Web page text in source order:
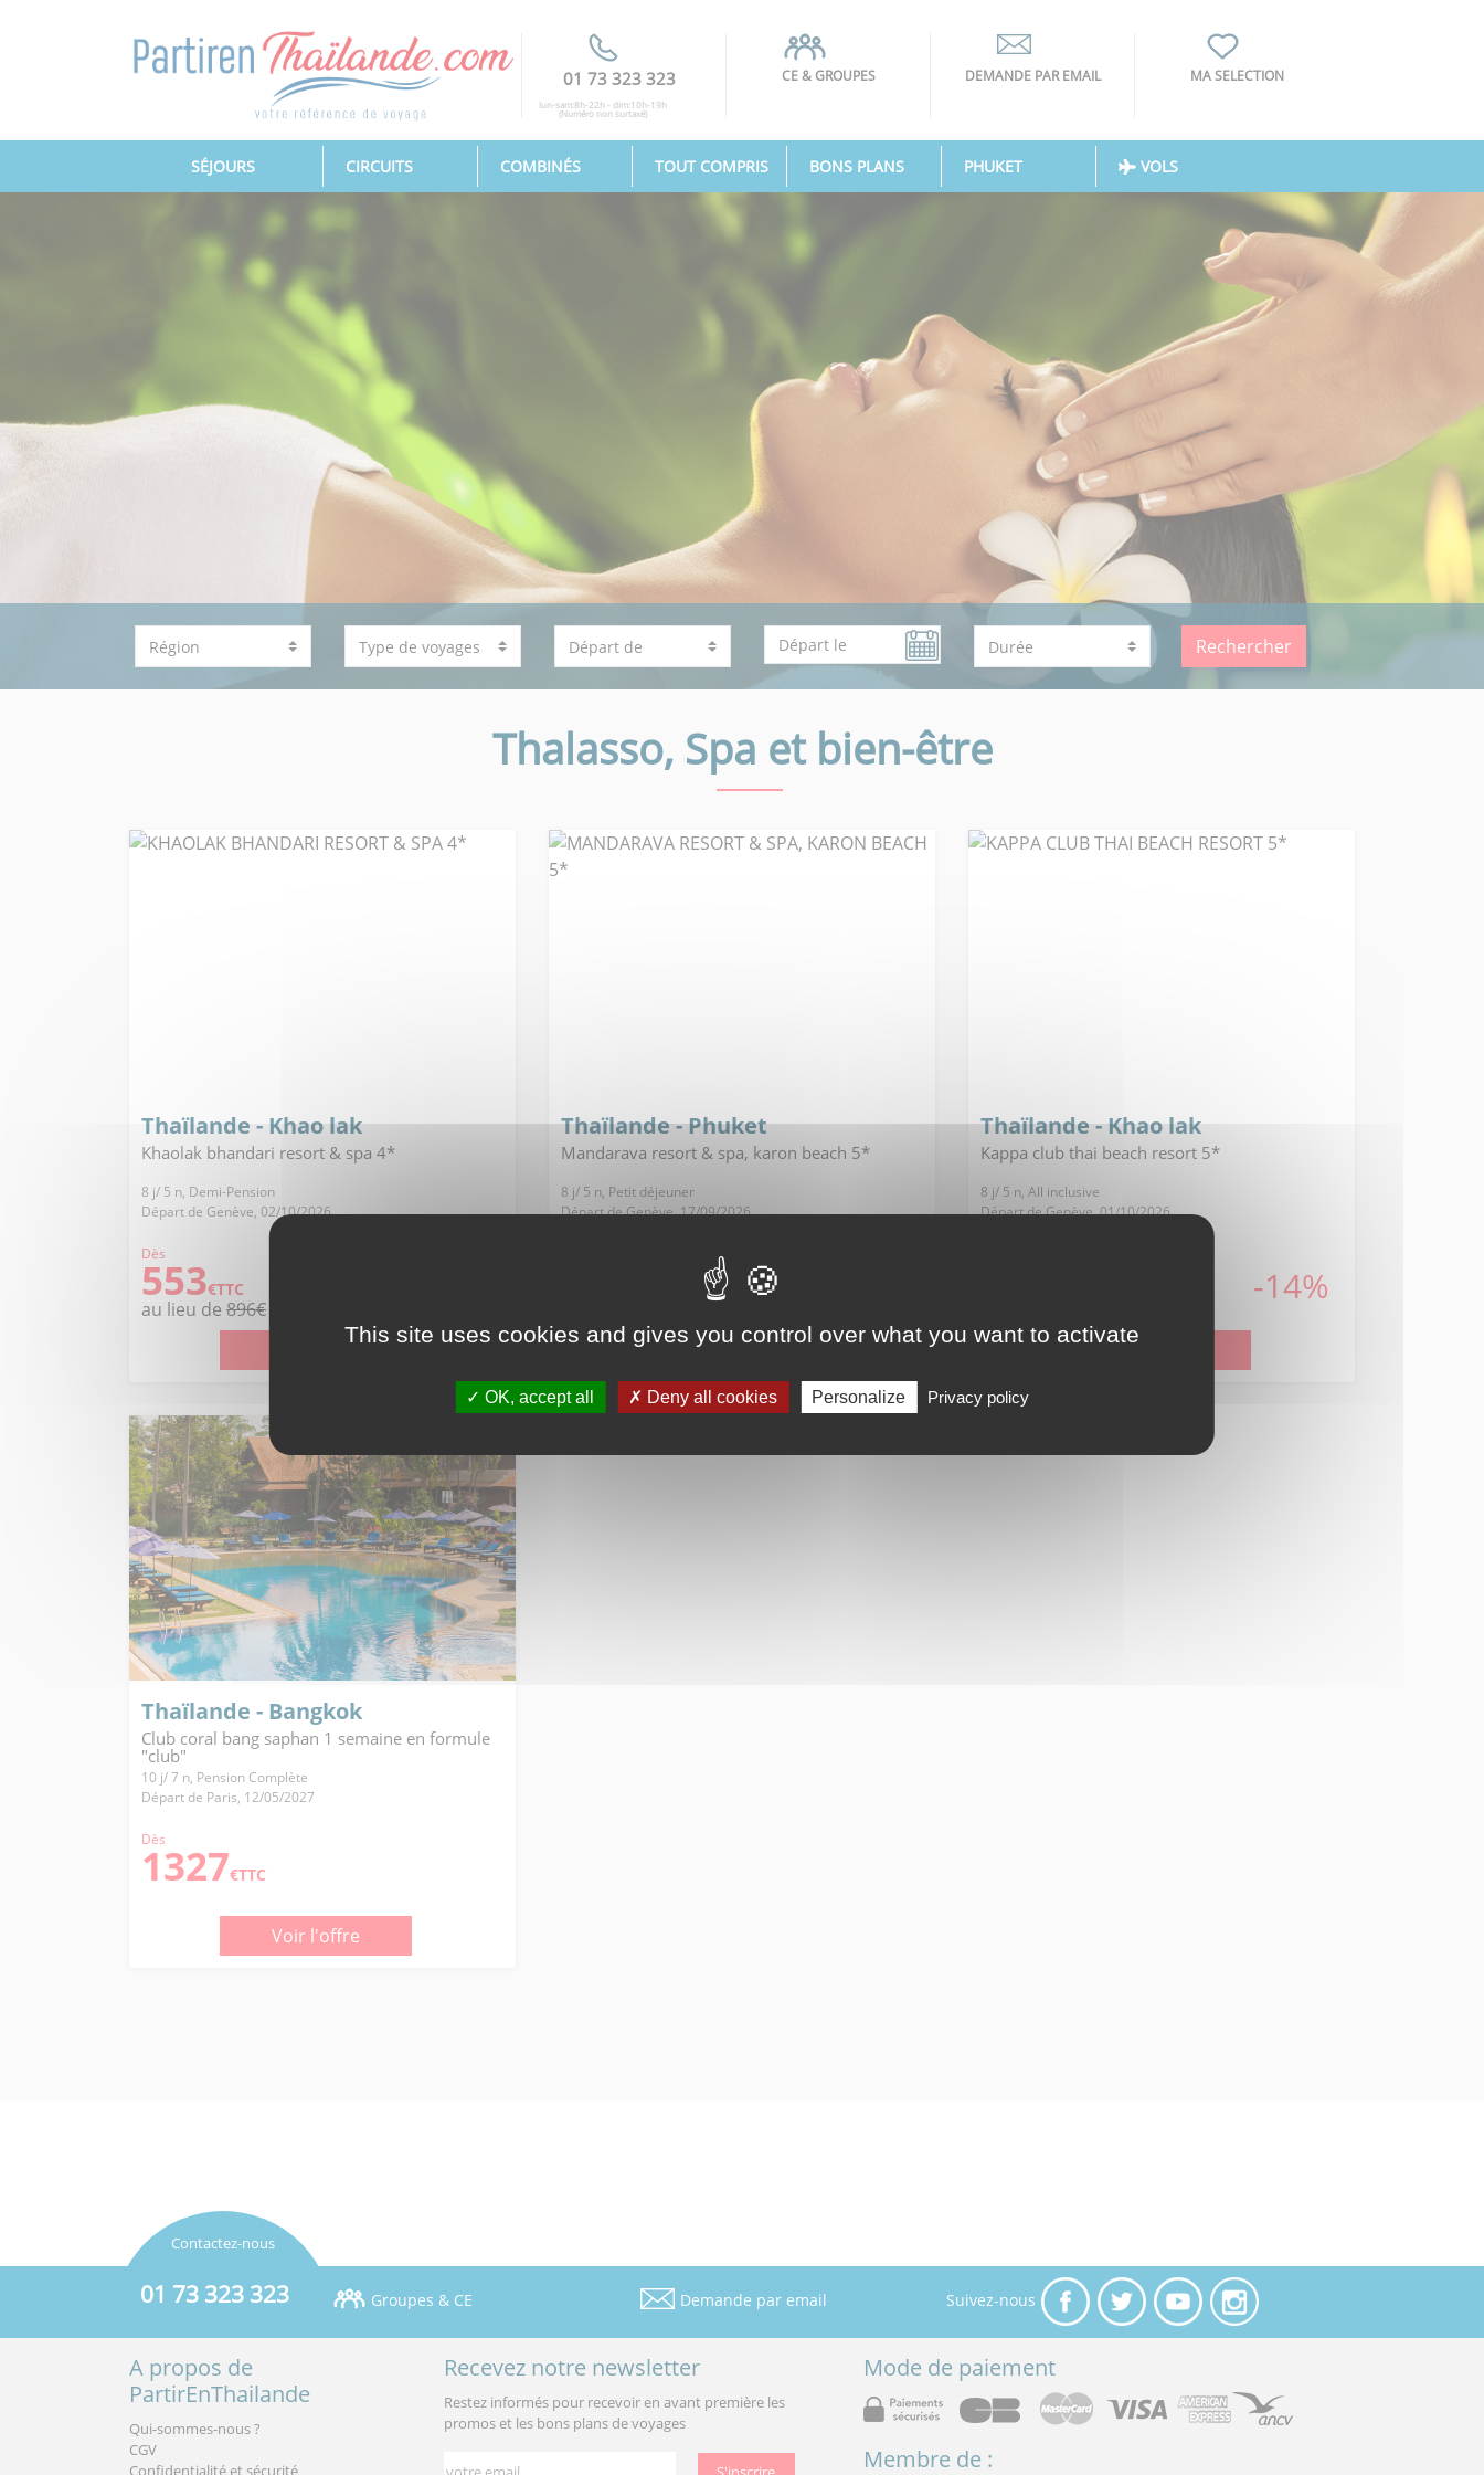
01 73 323 323
lun-sam:8h-22h - dim:10h-19h
(Numéro non surtaxé)
CE & GROUPES DEMANDE PAR EMAIL MA SELECTION
SÉJOURS(CURRENT) CIRCUITS COMBINÉS TOUT COMPRIS BONS PLANS PHUKET VOLS
Rechercher
Thalasso, Spa et bien-être
Thaïlande - Khao lak
Khaolak bhandari resort & spa 4*
8 j/ 5 n, Demi-Pension
Départ de Genève, 02/10/2026
Dès
553€TTC
au lieu de 896€
Voir l'offre
Thaïlande - Phuket
Mandarava resort & spa, karon beach 5*
8 j/ 5 n, Petit déjeuner
Départ de Genève, 17/09/2026
Voir l'offre
Thaïlande - Khao lak
Kappa club thai beach resort 5*
8 j/ 5 n, All inclusive
Départ de Genève, 01/10/2026
-14%
Voir l'offre
Thaïlande - Bangkok
Club coral bang saphan 1 semaine en formule
"club"
10 j/ 7 n, Pension Complète
Départ de Paris, 12/05/2027
Dès
1327€TTC
Voir l'offre
Contactez-nous
01 73 323 323 Groupes & CE Demande par email Suivez-nous
A propos de
PartirEnThailande
Qui-sommes-nous ?
CGV
Confidentialité et sécurité
Recevez notre newsletter
Restez informés pour recevoir en avant première les
promos et les bons plans de voyages
Mode de paiement
Membre de :
This site uses cookies and gives you control over what you want to activate
OK, accept all Deny all cookies Personalize Privacy policy